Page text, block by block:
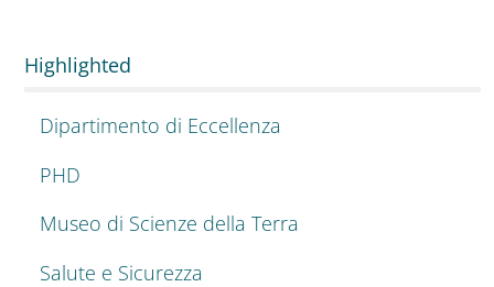
Highlighted
Dipartimento di Eccellenza
PHD
Museo di Scienze della Terra
Salute e Sicurezza